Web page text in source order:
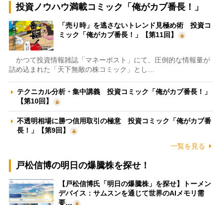
投資ノウハウ満載コミック「俺がカブ番長！」
「売り時」を逃さないトレンド見極め術 投資コ
ミック「俺がカブ番長！」【第11回】
かつて投資情報雑誌「マネーポスト」にて、圧倒的な情報量が
詰め込まれた「天下無敵の株コミック」とし…
テクニカル分析・集中講義 投資コミック「俺がカブ番長！」
【第10回】
不透明相場に勝つ信用取引の極意 投資コミック「俺がカブ番
長！」【第9回】
一覧を見る
戸松信博の明日の爆騰株を探せ！
【戸松信博氏「明日の爆騰株」を探せ】トーメン
デバイス：サムスンを通じて世界のAIメモリ需
要…